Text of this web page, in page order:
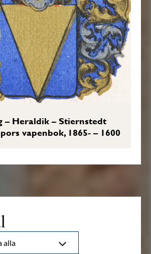
– Heraldik – Stiernstedt
vapenbok, 1865- – 1600
alla